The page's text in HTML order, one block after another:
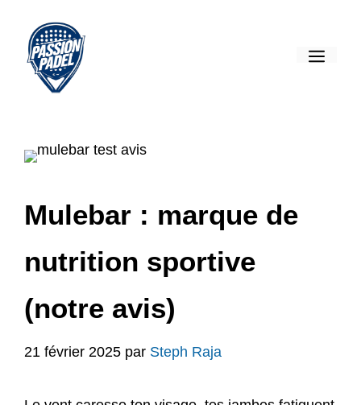
contenu
Mulebar : marque de
nutrition sportive
(notre avis)
21 février 2025 par Steph Raja